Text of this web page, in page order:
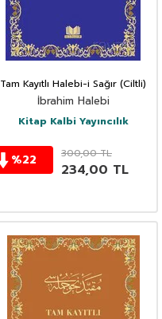
Tam Kayıtlı Halebi-i Sağır (Ciltli)
İbrahim Halebi
Kitap Kalbi Yayıncılık
%22 300,00TL
234,00 TL